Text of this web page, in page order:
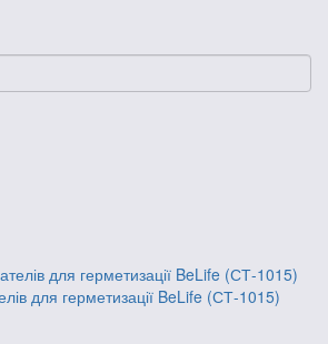
для герметизації BeLife (СТ-1015)